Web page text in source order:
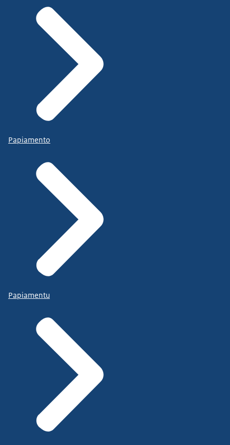
Papiamento
Papiamentu